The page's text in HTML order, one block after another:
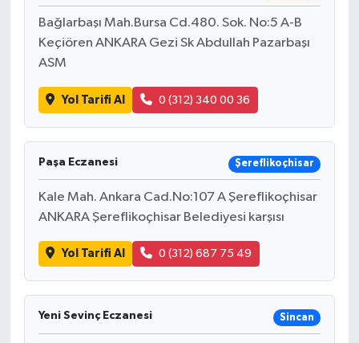
Bağlarbaşı Mah.Bursa Cd.480. Sok. No:5 A-B
Keçiören ANKARA Gezi Sk Abdullah Pazarbaşı
ASM
Yol Tarifi Al 0 (312) 340 00 36
Paşa Eczanesi Şereflikoçhisar
Kale Mah. Ankara Cad.No:107 A Şereflikoçhisar
ANKARA Şereflikoçhisar Belediyesi karşısı
Yol Tarifi Al 0 (312) 687 75 49
Yeni Sevinç Eczanesi Sincan